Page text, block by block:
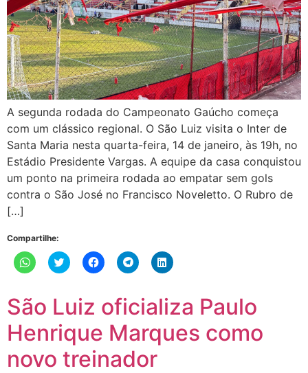
A segunda rodada do Campeonato Gaúcho começa
com um clássico regional. O São Luiz visita o Inter de
Santa Maria nesta quarta-feira, 14 de janeiro, às 19h, no
Estádio Presidente Vargas. A equipe da casa conquistou
um ponto na primeira rodada ao empatar sem gols
contra o São José no Francisco Noveletto. O Rubro de
[…]
Compartilhe:
Clique
para
WhatsApp(abre
em
nova
Clique
para
Twitter(abre
em
nova
Clique
para
Facebook(abre
em
nova
janela)
Clique
para
Telegram(abre
em
nova
Clique
para
LinkedIn(abre
em
nova
São Luiz oficializa Paulo
Henrique Marques como
novo treinador